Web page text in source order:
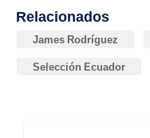
Relacionados
James Rodríguez
Selección Ecuador